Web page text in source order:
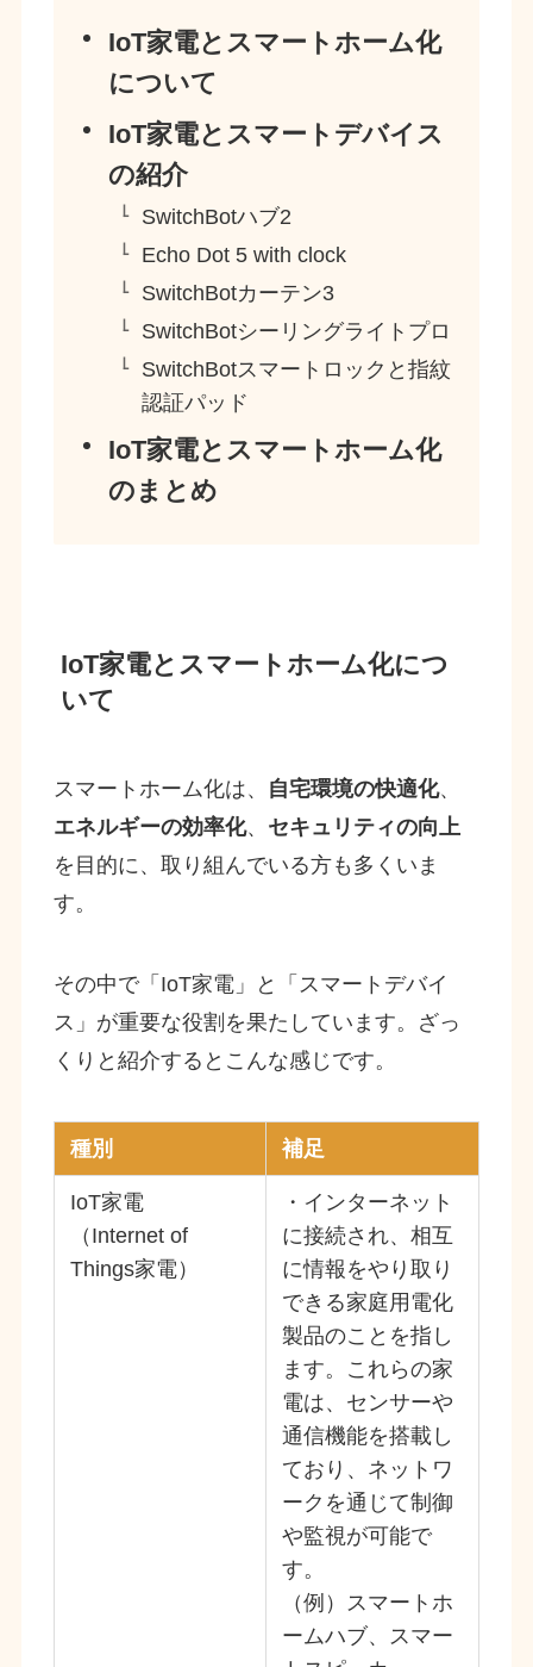
IoT家電とスマートホーム化
について
IoT家電とスマートデバイス
の紹介
SwitchBotハブ2
Echo Dot 5 with clock
SwitchBotカーテン3
SwitchBotシーリングライトプロ
SwitchBotスマートロックと指紋
認証パッド
IoT家電とスマートホーム化
のまとめ
IoT家電とスマートホーム化につ
いて
スマートホーム化は、 自宅環境の快適化、
エネルギーの効率化、 セキュリティの向上
を目的に、取り組んでいる方も多くいま
す。
その中で「IoT家電」と「スマートデバイ
ス」が重要な役割を果たしています。ざっ
くりと紹介するとこんな感じです。
種別 補足
IoT家電
（Internet of
Things家電）
・インターネット
に接続され、相互
に情報をやり取り
できる家庭用電化
製品のことを指し
ます。これらの家
電は、センサーや
通信機能を搭載し
ており、ネットワ
ークを通じて制御
や監視が可能で
す。
（例）スマートホ
ームハブ、スマー